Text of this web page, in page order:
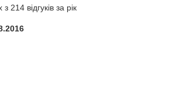
214 відгуків за рік